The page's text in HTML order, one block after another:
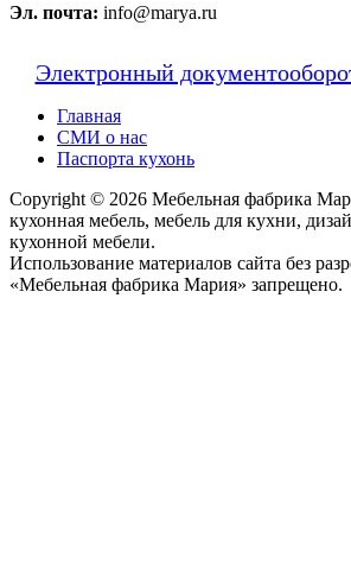
Эл. почта: info@marya.ru
Электронный
Главная
СМИ о нас
Паспорта кухонь
Copyright © 2026 Мебельная фабрика
кухонная мебель, мебель для кухни,
кухонной мебели.
Использование материалов сайта без
«Мебельная фабрика Мария» запрещено.